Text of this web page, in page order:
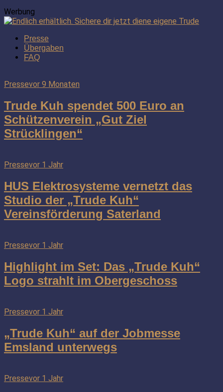
Werbung
Presse
Übergaben
FAQ
Pressevor 9 Monaten
Trude Kuh spendet 500 Euro an
Schützenverein „Gut Ziel
Strücklingen“
Pressevor 1 Jahr
HUS Elektrosysteme vernetzt das
Studio der „Trude Kuh“
Vereinsförderung Saterland
Pressevor 1 Jahr
Highlight im Set: Das „Trude Kuh“
Logo strahlt im Obergeschoss
Pressevor 1 Jahr
„Trude Kuh“ auf der Jobmesse
Emsland unterwegs
Pressevor 1 Jahr